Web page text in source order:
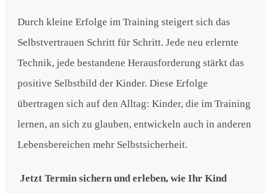
Durch kleine Erfolge im Training steigert sich das
Selbstvertrauen Schritt für Schritt. Jede neu erlernte
Technik, jede bestandene Herausforderung stärkt das
positive Selbstbild der Kinder. Diese Erfolge
übertragen sich auf den Alltag: Kinder, die im Training
lernen, an sich zu glauben, entwickeln auch in anderen
Lebensbereichen mehr Selbstsicherheit.
Jetzt Termin sichern und erleben, wie Ihr Kind